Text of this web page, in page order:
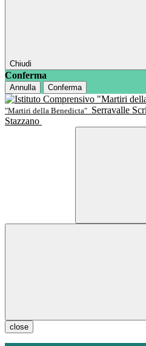
Chiudi
Conferma
Annulla
Conferma
"Martiri della Benedicta" Serravalle
Stazzano
close